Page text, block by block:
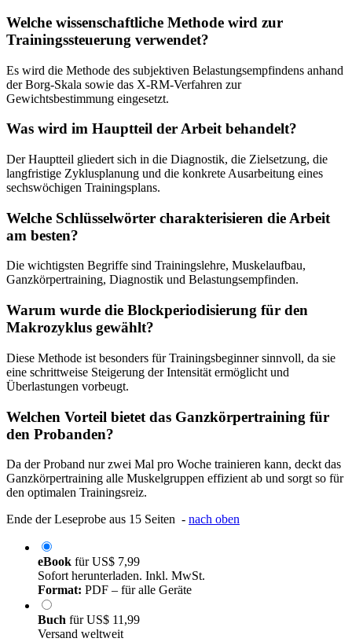
Welche wissenschaftliche Methode wird zur
Trainingssteuerung verwendet?
Es wird die Methode des subjektiven Belastungsempfindens anhand
der Borg-Skala sowie das X-RM-Verfahren zur
Gewichtsbestimmung eingesetzt.
Was wird im Hauptteil der Arbeit behandelt?
Der Hauptteil gliedert sich in die Diagnostik, die Zielsetzung, die
langfristige Zyklusplanung und die konkrete Ausarbeitung eines
sechswöchigen Trainingsplans.
Welche Schlüsselwörter charakterisieren die Arbeit
am besten?
Die wichtigsten Begriffe sind Trainingslehre, Muskelaufbau,
Ganzkörpertraining, Diagnostik und Belastungsempfinden.
Warum wurde die Blockperiodisierung für den
Makrozyklus gewählt?
Diese Methode ist besonders für Trainingsbeginner sinnvoll, da sie
eine schrittweise Steigerung der Intensität ermöglicht und
Überlastungen vorbeugt.
Welchen Vorteil bietet das Ganzkörpertraining für
den Probanden?
Da der Proband nur zwei Mal pro Woche trainieren kann, deckt das
Ganzkörpertraining alle Muskelgruppen effizient ab und sorgt so für
den optimalen Trainingsreiz.
Ende der Leseprobe aus 15 Seiten - nach oben
eBook fürUS$ 7,99
Sofort herunterladen. Inkl. MwSt.
Format: PDF – für alle Geräte
Buch fürUS$ 11,99
Versand weltweit